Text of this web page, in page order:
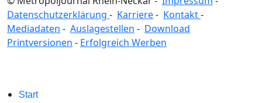
Datenschutzerklärung - Karriere- Kontakt-
Mediadaten - Auslagestellen - Download
Printversionen - Erfolgreich Werben
Start